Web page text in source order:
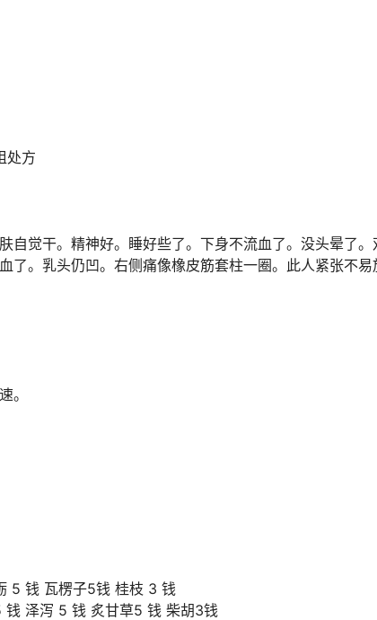
处方
自觉干。精神好。睡好些了。下身不流血了。没头晕了
了。乳头仍凹。右侧痛像橡皮筋套柱一圈。此人紧张不易
。
5 钱 瓦楞子5钱 桂枝 3 钱
钱 泽泻 5 钱 炙甘草5 钱 柴胡3钱